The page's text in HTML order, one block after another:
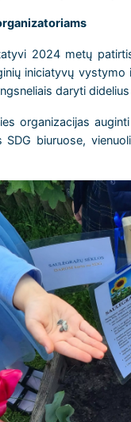
2024 metų
iniciatyvų
daryti
organizacijas
SDG biuruose,